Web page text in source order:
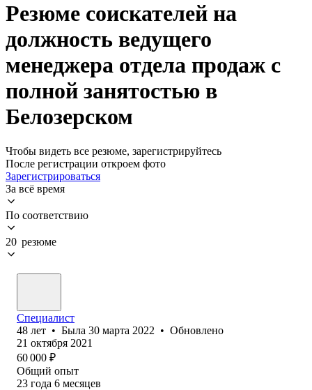
Резюме соискателей на
должность ведущего
менеджера отдела продаж с
полной занятостью в
Белозерском
Чтобы видеть все резюме, зарегистрируйтесь
После регистрации откроем фото
Зарегистрироваться
За всё время
По соответствию
20 резюме
Специалист
48 лет • Была 30 марта 2022 • Обновлено
21 октября 2021
60 000 ₽
Общий опыт
23 года 6 месяцев